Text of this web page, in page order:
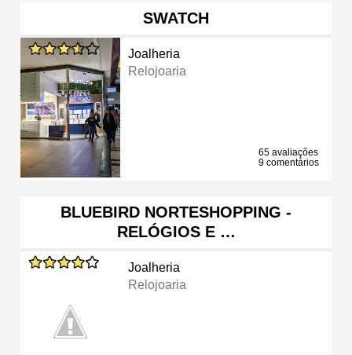
SWATCH
Joalheria
Relojoaria
65 avaliações
9 comentários
BLUEBIRD NORTESHOPPING -
RELÓGIOS E …
Joalheria
Relojoaria